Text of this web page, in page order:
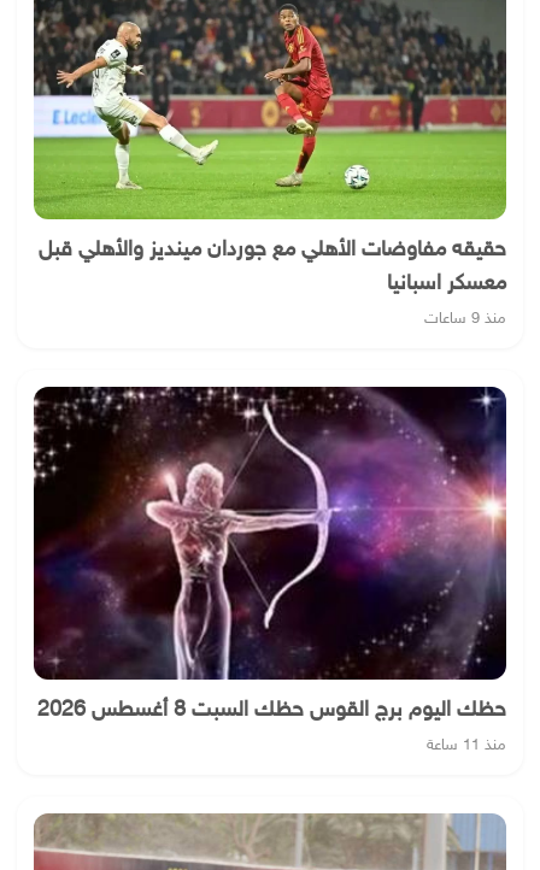
حقيقه مفاوضات الأهلي مع جوردان مينديز والأهلي قبل
معسكر اسبانيا
منذ 9 ساعات
حظك اليوم برج القوس حظك السبت 8 أغسطس 2026
منذ 11 ساعة